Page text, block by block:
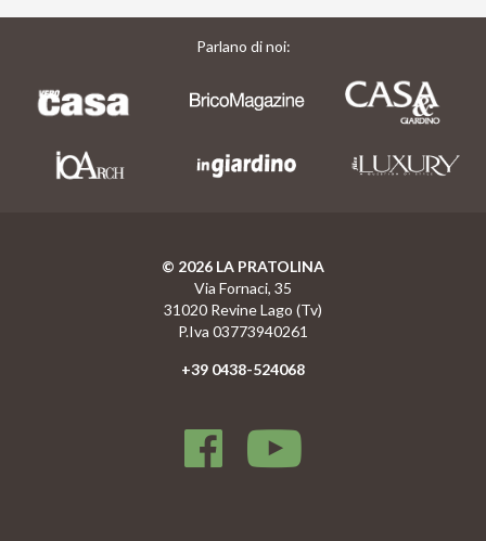
Parlano di noi:
© 2026 LA PRATOLINA
Via Fornaci, 35
31020 Revine Lago (Tv)
P.Iva 03773940261
+39 0438-524068